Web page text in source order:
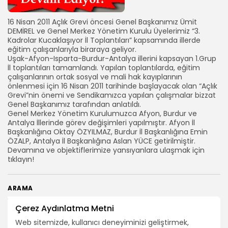
Çerez Aydınlatma Metni
Web sitemizde, kullanıcı deneyiminizi geliştirmek,
ARAMA
BIZI TAKIP EDIN
16 Nisan 2011 Açlık Grevi öncesi Genel Başkanımız Ümit
DEMİREL ve Genel Merkez Yönetim Kurulu Üyelerimiz “3.
Kadrolar Kucaklaşıyor İl Toplantıları” kapsamında illerde
eğitim çalışanlarıyla biraraya geliyor.
Uşak-Afyon-Isparta-Burdur-Antalya illerini kapsayan 1.Grup
İl toplantıları tamamlandı. Yapılan toplantılarda, eğitim
çalışanlarının ortak sosyal ve mali hak kayıplarının
önlenmesi için 16 Nisan 2011 tarihinde başlayacak olan “Açlık
Grevi”nin önemi ve Sendikamızca yapılan çalışmalar bizzat
Genel Başkanımız tarafından anlatıldı.
Genel Merkez Yönetim Kurulumuzca Afyon, Burdur ve
Antalya İllerinde görev değişimleri yapılmıştır. Afyon İl
Başkanlığına Oktay ÖZYILMAZ, Burdur İl Başkanlığına Emin
ÖZALP, Antalya İl Başkanlığına Aslan YÜCE getirilmiştir.
Devamına ve objektiflerimize yansıyanlara ulaşmak için
tıklayın!